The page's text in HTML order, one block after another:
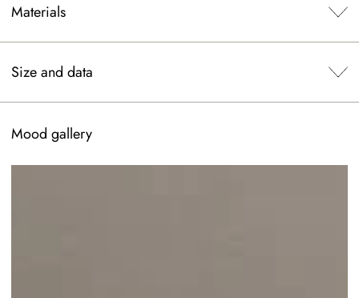
Materials
Size and data
Mood gallery